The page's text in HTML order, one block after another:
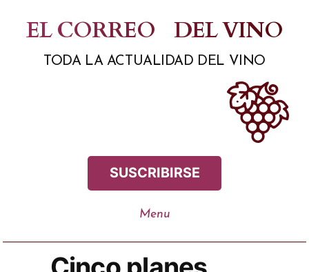
contenido
EL CORREO DEL VINO
TODA LA ACTUALIDAD DEL VINO
SUSCRIBIRSE